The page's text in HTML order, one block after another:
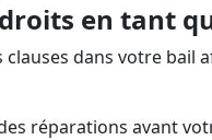
en tant
dans votre bail
réparations avant